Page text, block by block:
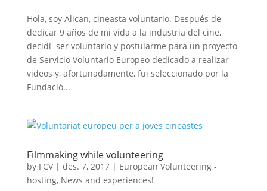
Hola, soy Alican, cineasta voluntario. Después de
dedicar 9 años de mi vida a la industria del cine,
decidí ser voluntario y postularme para un proyecto
de Servicio Voluntario Europeo dedicado a realizar
videos y, afortunadamente, fui seleccionado por la
Fundació...
Filmmaking while volunteering
by FCV| des. 7, 2017| European Volunteering -
hosting, News and experiences!